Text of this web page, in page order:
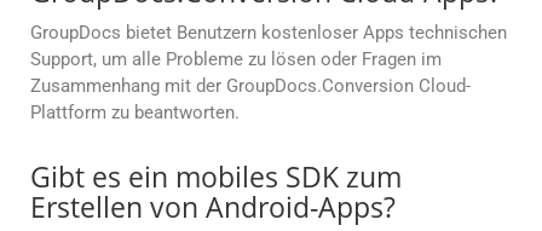
GroupDocs bietet Benutzern kostenloser Apps technischen
Support, um alle Probleme zu lösen oder Fragen im
Zusammenhang mit der GroupDocs.Conversion Cloud-
Plattform zu beantworten.
Gibt es ein mobiles SDK zum
Erstellen von Android-Apps?